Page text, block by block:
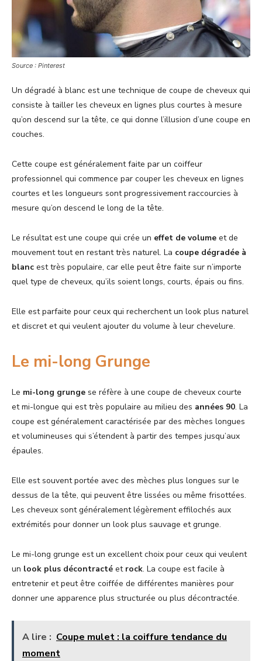
Source : Pinterest
Un dégradé à blanc est une technique de coupe de cheveux qui
consiste à tailler les cheveux en lignes plus courtes à mesure
qu’on descend sur la tête, ce qui donne l’illusion d’une coupe en
couches.
Cette coupe est généralement faite par un coiffeur
professionnel qui commence par couper les cheveux en lignes
courtes et les longueurs sont progressivement raccourcies à
mesure qu’on descend le long de la tête.
Le résultat est une coupe qui crée un effet de volume et de
mouvement tout en restant très naturel. La coupe dégradée à
blanc est très populaire, car elle peut être faite sur n’importe
quel type de cheveux, qu’ils soient longs, courts, épais ou fins.
Elle est parfaite pour ceux qui recherchent un look plus naturel
et discret et qui veulent ajouter du volume à leur chevelure.
Le mi-long Grunge
Le mi-long grunge se réfère à une coupe de cheveux courte
et mi-longue qui est très populaire au milieu des années 90. La
coupe est généralement caractérisée par des mèches longues
et volumineuses qui s’étendent à partir des tempes jusqu’aux
épaules.
Elle est souvent portée avec des mèches plus longues sur le
dessus de la tête, qui peuvent être lissées ou même frisottées.
Les cheveux sont généralement légèrement effilochés aux
extrémités pour donner un look plus sauvage et grunge.
Le mi-long grunge est un excellent choix pour ceux qui veulent
un look plus décontracté et rock. La coupe est facile à
entretenir et peut être coiffée de différentes manières pour
donner une apparence plus structurée ou plus décontractée.
A lire : Coupe mulet : la coiffure tendance du
moment